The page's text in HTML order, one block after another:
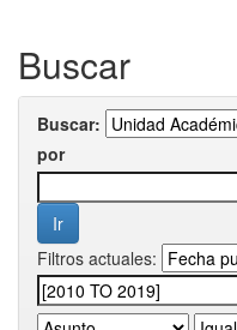
Buscar
Buscar:
por
Filtros actuales: